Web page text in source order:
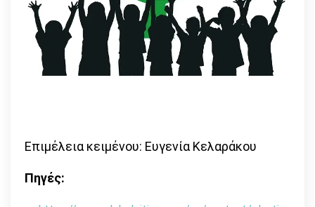
Επιμέλεια κειμένου: Ευγενία Κελαράκου
Πηγές: